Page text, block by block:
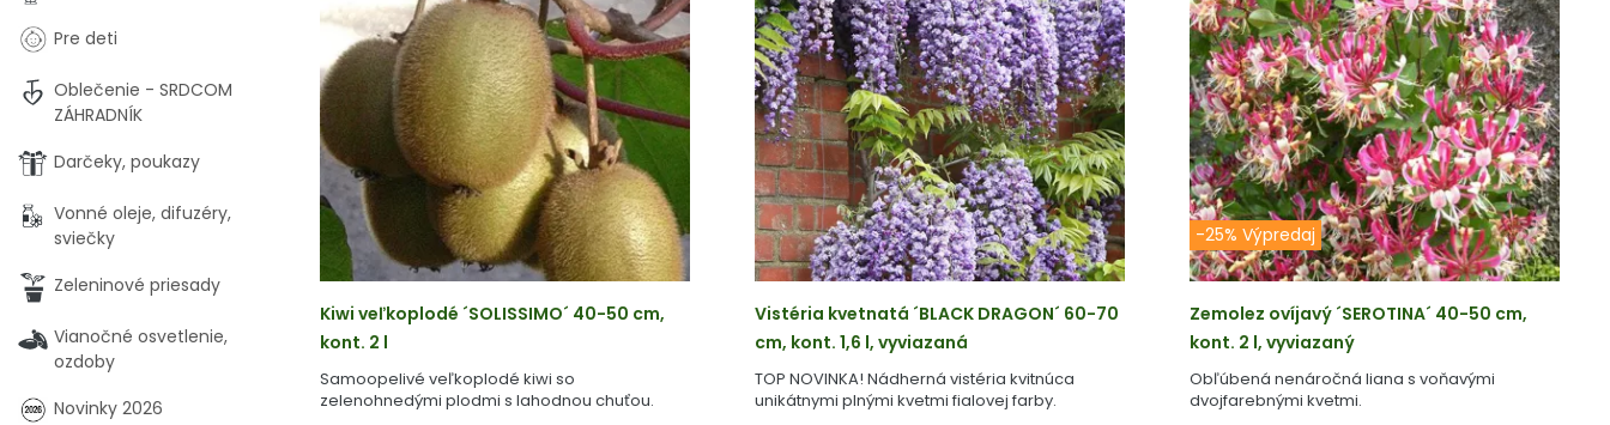
Kiwi veľkoplodé ´SOLISSIMO´ 40-50 cm,
kont. 2 l
Samoopelivé veľkoplodé kiwi so
zelenohnedými plodmi s lahodnou chuťou.
Vistéria kvetnatá ´BLACK DRAGON´ 60-70
cm, kont. 1,6 l, vyviazaná
TOP NOVINKA! Nádherná vistéria kvitnúca
unikátnymi plnými kvetmi fialovej farby.
-25% Výpredaj
Zemolez ovíjavý ´SEROTINA´ 40-50 cm,
kont. 2 l, vyviazaný
Obľúbená nenáročná liana s voňavými
dvojfarebnými kvetmi.
Pre deti
Oblečenie - SRDCOM
ZÁHRADNÍK
Darčeky, poukazy
Vonné oleje, difuzéry,
sviečky
Zeleninové priesady
Vianočné osvetlenie,
ozdoby
Novinky 2026